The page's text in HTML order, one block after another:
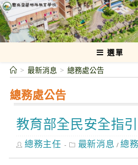
跳
轉
至
主
國立宜蘭特殊教育學校
選單
總務處公告
> 最新消息 > 總務處公告
教育部全民安全指引
Post
author:
總務主任
Post
category:
最新消息 / 總